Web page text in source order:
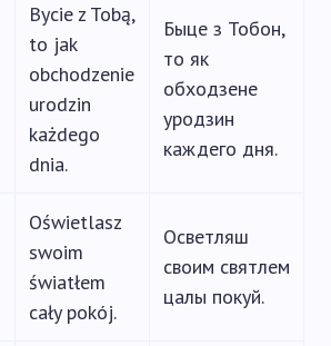
Bycie z Tobą,
to jak
obchodzenie
urodzin
każdego
dnia.
Быце з Тобон,
то як
обходзене
уродзин
каждего дня.
Oświetlasz
swoim
światłem
cały pokój.
Осветляш
своим святлем
цалы покуй.